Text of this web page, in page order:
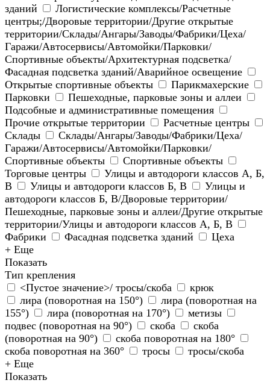
зданий
Логистические комплексы/Расчетные
центры;/Дворовые территории/Другие открытые
территории/Склады/Ангары/Заводы/Фабрики/Цеха/
Гаражи/Автосервисы/Автомойки/Парковки/
Спортивные объекты/Архитектурная подсветка/
Фасадная подсветка зданий/Аварийное освещение
Открытые спортивные объекты
Парикмахерские
Парковки
Пешеходные, парковые зоны и аллеи
Подсобные и административные помещения
Прочие открытые территории
Расчетные центры
Склады
Склады/Ангары/Заводы/Фабрики/Цеха/
Гаражи/Автосервисы/Автомойки/Парковки/
Спортивные объекты
Спортивные объекты
Торговые центры
Улицы и автодороги классов А, Б,
В
Улицы и автодороги классов Б, В
Улицы и
автодороги классов Б, В/Дворовые территории/
Пешеходные, парковые зоны и аллеи/Другие открытые
территории/Улицы и автодороги классов А, Б, В
Фабрики
Фасадная подсветка зданий
Цеха
+ Еще
Показать
Тип крепления
<Пустое значение>/ тросы/скоба
крюк
лира (поворотная на 150°)
лира (поворотная на
155°)
лира (поворотная на 170°)
метизы
подвес (поворотная на 90°)
скоба
скоба
(поворотная на 90°)
скоба поворотная на 180°
скоба поворотная на 360°
тросы
тросы/скоба
+ Еще
Показать